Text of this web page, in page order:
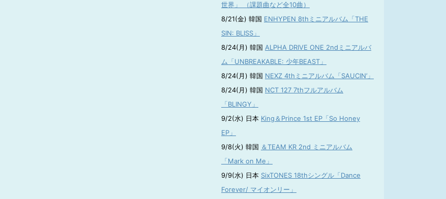
世界」 （課題曲など全10曲）
8/21(金) 韓国 ENHYPEN 8thミニアルバム「THE
SIN: BLISS」
8/24(月) 韓国 ALPHA DRIVE ONE 2ndミニアルバ
ム「UNBREAKABLE: 少年BEAST」
8/24(月) 韓国 NEXZ 4thミニアルバム「SAUCIN’」
8/24(月) 韓国 NCT 127 7thフルアルバム
「BLINGY」
9/2(水) 日本 King＆Prince 1st EP「So Honey
EP」
9/8(火) 韓国 ＆TEAM KR 2nd ミニアルバム
「Mark on Me」
9/9(水) 日本 SixTONES 18thシングル「Dance
Forever/ マイオンリー」